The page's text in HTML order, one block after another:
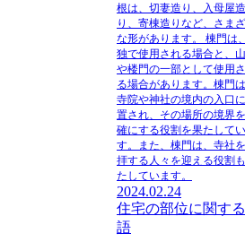
根は、切妻造り、入母屋造
り、寄棟造りなど、さま
な形があります。 棟門は
独で使用される場合と、
や楼門の一部として使用
る場合があります。棟門は
寺院や神社の境内の入口
置され、その場所の境界
確にする役割を果たして
す。また、棟門は、寺社
拝する人々を迎える役割
たしています。
2024.02.24
住宅の部位に関す
語